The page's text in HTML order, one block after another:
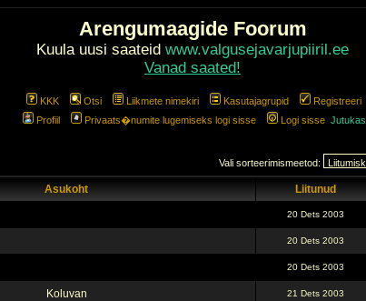
Arengumaagide Foorum
Kuula uusi saateid www.valgusejavarjupiiril.ee
Vanad saated!
KKK Otsi Liikmete nimekiri Kasutajagrupid
Registreeri
Profiil
Privaats�numite lugemiseks logi sisse Logi sisse Jutukas
Vali sorteerimismeetod:
Asukoht Liitunud
20 Dets 2003
20 Dets 2003
20 Dets 2003
Koluvan 21 Dets 2003